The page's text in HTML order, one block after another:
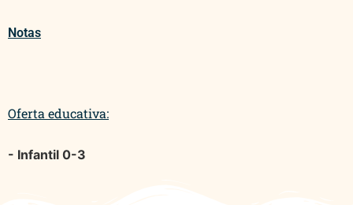
Notas
Oferta educativa:
- Infantil 0-3